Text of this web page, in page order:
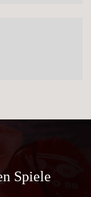
Spiele